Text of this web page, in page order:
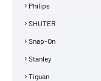
Philips
SHUTER
Snap-On
Stanley
Tiguan